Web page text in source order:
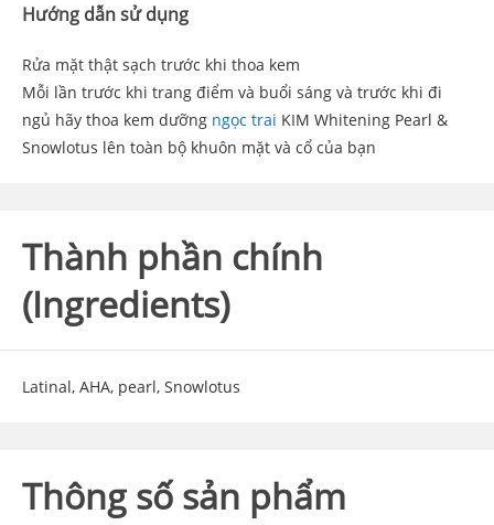
Hướng dẫn sử dụng
Rửa mặt thật sạch trước khi thoa kem
Mỗi lần trước khi trang điểm và buổi sáng và trước khi đi
ngủ hãy thoa kem dưỡng ngọc trai KIM Whitening Pearl &
Snowlotus lên toàn bộ khuôn mặt và cổ của bạn
Thành phần chính
(Ingredients)
Latinal, AHA, pearl, Snowlotus
Thông số sản phẩm